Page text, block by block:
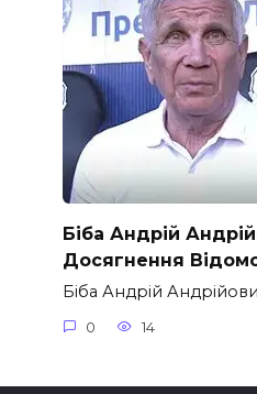
Біба Андрій
Досягнення
Біба Андрій
0 14